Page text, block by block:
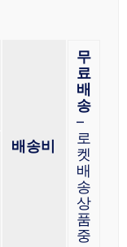
배송비
무
료
배
송
–
로
켓
배
송
상
품
중